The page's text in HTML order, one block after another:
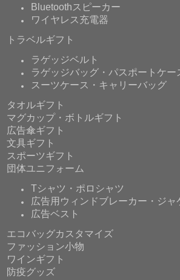
Bluetoothスピーカー
ワイヤレス充電器
トラベルギフト
ラゲッジベルト
ラゲッジバッグ・パスポートケー
スーツケース・キャリーバッグ
タオルギフト
マグカップ・ボトルギフト
広告傘ギフト
文具ギフト
スポーツギフト
団体ユニフォーム
Tシャツ・ポロシャツ
広告用ウィンドブレーカー・ジャ
広告ベスト
エコバッグカスタマイズ
ファッション小物
ワインギフト
防疫グッズ